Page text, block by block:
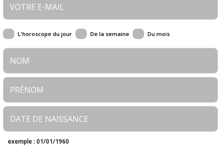
L'horoscope du jour De la semaine Du mois
exemple : 01/01/1960